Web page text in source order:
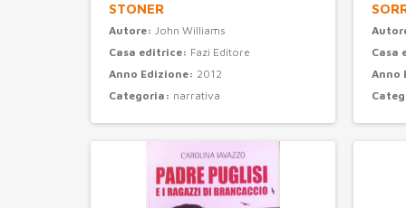
STONER
Autore: John Williams
Casa editrice: Fazi Editore
Anno Edizione: 2012
Categoria: narrativa
Casa
Anno